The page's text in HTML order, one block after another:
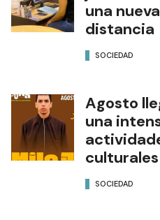
una
distancia
SOCIEDAD
Agosto
una
SOCIEDAD